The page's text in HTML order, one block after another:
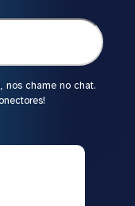
nos chame no chat.